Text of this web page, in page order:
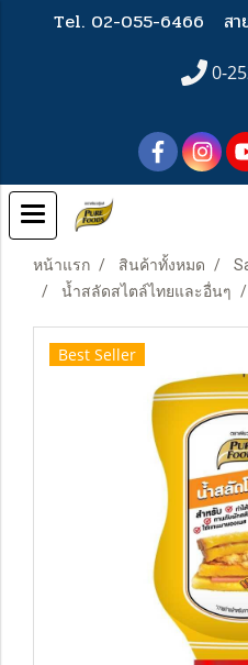
Tel. 02-055-6466 ส
0-
หน้าแรก สินค้าทั้งหมด
น้ำสลัดสไตล์ไทยและอื่นๆ
Best Seller